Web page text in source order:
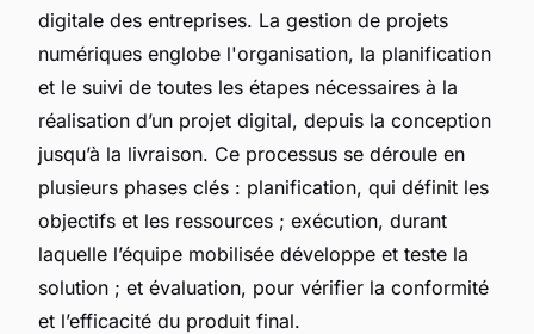
digitale des entreprises. La gestion de projets
numériques englobe l'organisation, la planification
et le suivi de toutes les étapes nécessaires à la
réalisation d’un projet digital, depuis la conception
jusqu’à la livraison. Ce processus se déroule en
plusieurs phases clés : planification, qui définit les
objectifs et les ressources ; exécution, durant
laquelle l’équipe mobilisée développe et teste la
solution ; et évaluation, pour vérifier la conformité
et l’efficacité du produit final.